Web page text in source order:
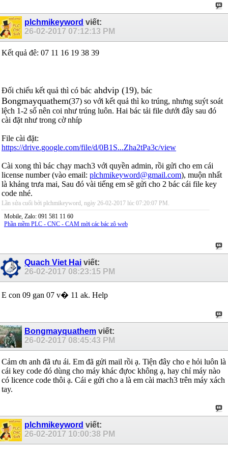
plchmikeyword viết:
26-02-2017 07:12:13 PM
Kết quả đê: 07 11 16 19 38 39
Đối chiếu kết quả thì có bác ahdvip (19), bác
Bongmayquathem(37) so với kết quả thì ko trúng, nhưng suýt soát
lệch 1-2 số nên coi như trúng luôn. Hai bác tải file dưới đây sau đó
cài đặt như trong cờ nhíp
File cài đặt:
https://drive.google.com/file/d/0B1S...Zha2tPa3c/view
Cài xong thì bác chạy mach3 với quyền admin, rồi gửi cho em cái
license number (vào email: plchmikeyword@gmail.com), muộn nhất
là khảng trưa mai, Sau đó vài tiếng em sẽ gửi cho 2 bác cái file key
code nhé.
Lần sửa cuối bởi plchmikeyword, ngày 26-02-2017 lúc 07:20:07 PM .
Mobile, Zalo: 091 581 11 60
Phần mềm PLC - CNC - CAM mời các bác zô web
Quach Viet Hai viết:
26-02-2017 08:23:15 PM
E con 09 gan 07 v� 11 ak. Help
Bongmayquathem viết:
26-02-2017 08:45:43 PM
Cảm ơn anh đã ưu ái. Em đã gửi mail rồi ạ. Tiện đây cho e hỏi luôn là
cái key code đó dùng cho máy khác đựoc không ạ, hay chỉ máy nào
có licence code thôi ạ. Cái e gửi cho a là em cài mach3 trên máy xách
tay.
plchmikeyword viết:
26-02-2017 10:00:38 PM